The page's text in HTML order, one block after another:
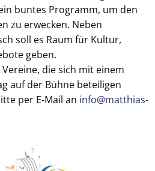
buntes Programm, um den
zu erwecken. Neben
soll es Raum für Kultur,
geben.
die sich mit einem
auf der Bühne beteiligen
per E-Mail an info@matthias-